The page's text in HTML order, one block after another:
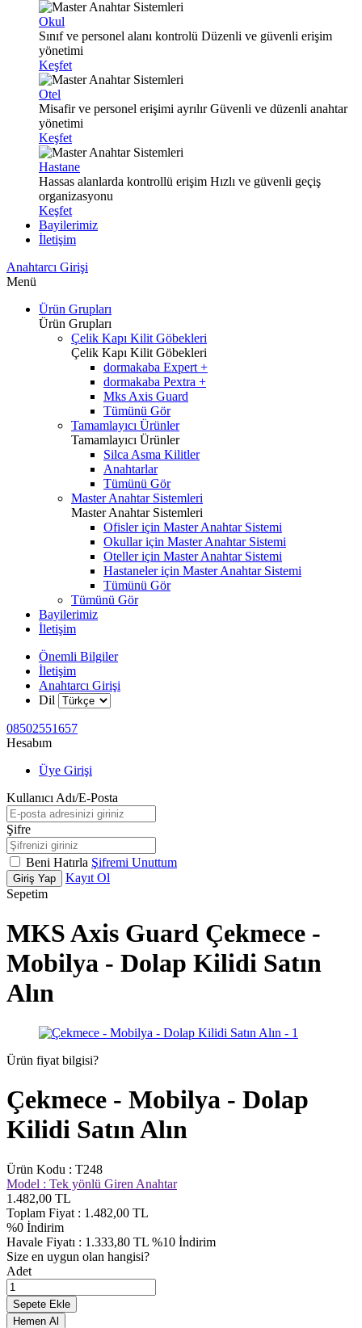
Okul
Sınıf ve personel alanı kontrolü Düzenli ve güvenli erişim
yönetimi
Keşfet
Otel
Misafir ve personel erişimi ayrılır Güvenli ve düzenli anahtar
yönetimi
Keşfet
Hastane
Hassas alanlarda kontrollü erişim Hızlı ve güvenli geçiş
organizasyonu
Keşfet
Bayilerimiz
İletişim
Anahtarcı Girişi
Menü
Ürün Grupları
Ürün Grupları
Çelik Kapı Kilit Göbekleri
Çelik Kapı Kilit Göbekleri
dormakaba Expert +
dormakaba Pextra +
Mks Axis Guard
Tümünü Gör
Tamamlayıcı Ürünler
Tamamlayıcı Ürünler
Silca Asma Kilitler
Anahtarlar
Tümünü Gör
Master Anahtar Sistemleri
Master Anahtar Sistemleri
Ofisler için Master Anahtar Sistemi
Okullar için Master Anahtar Sistemi
Oteller için Master Anahtar Sistemi
Hastaneler için Master Anahtar Sistemi
Tümünü Gör
Tümünü Gör
Bayilerimiz
İletişim
Önemli Bilgiler
İletişim
Anahtarcı Girişi
Dil
08502551657
Hesabım
Üye Girişi
Kullanıcı Adı/E-Posta
Şifre
Beni Hatırla Şifremi Unuttum
Giriş Yap
Kayıt Ol
Sepetim
MKS Axis Guard Çekmece -
Mobilya - Dolap Kilidi Satın
Alın
Ürün fiyat bilgisi?
Çekmece - Mobilya - Dolap
Kilidi Satın Alın
Ürün Kodu : T248
Model : Tek yönlü Giren Anahtar
1.482,00 TL
Toplam Fiyat : 1.482,00 TL
%0 İndirim
Havale Fiyatı : 1.333,80 TL %10 İndirim
Size en uygun olan hangisi?
Adet
Sepete Ekle
Hemen Al